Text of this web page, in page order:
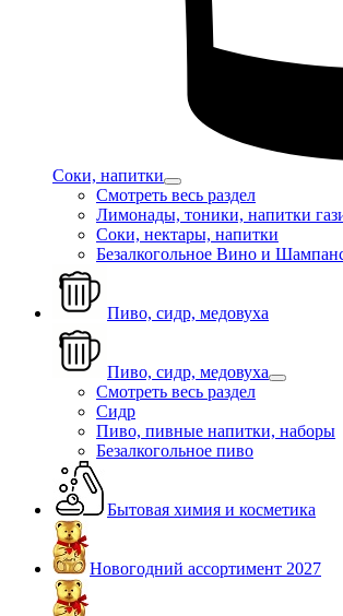
Соки, напитки
Смотреть весь раздел
Лимонады, тоники, напитки
Соки, нектары, напитки
Безалкогольное Вино и
Пиво, сидр, медовуха
Пиво, сидр, медовуха
Смотреть весь раздел
Сидр
Пиво, пивные напитки, наборы
Безалкогольное пиво
Бытовая химия и косметика
Новогодний ассортимент 2027